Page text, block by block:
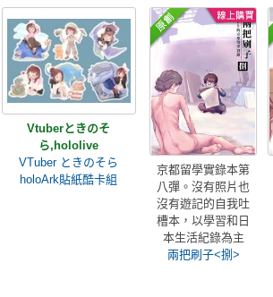
Vtuberときのそ
ら,hololive
VTuber ときのそら
holoArk貼紙酷卡組
京都留學實錄本第
八彈。沒有照片也
沒有遊記的自我吐
槽本，以學習和日
本生活紀錄為主
兩把刷子<捌>